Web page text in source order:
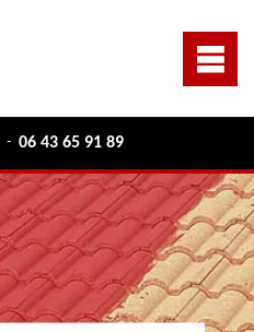
- 06 43 65 91 89